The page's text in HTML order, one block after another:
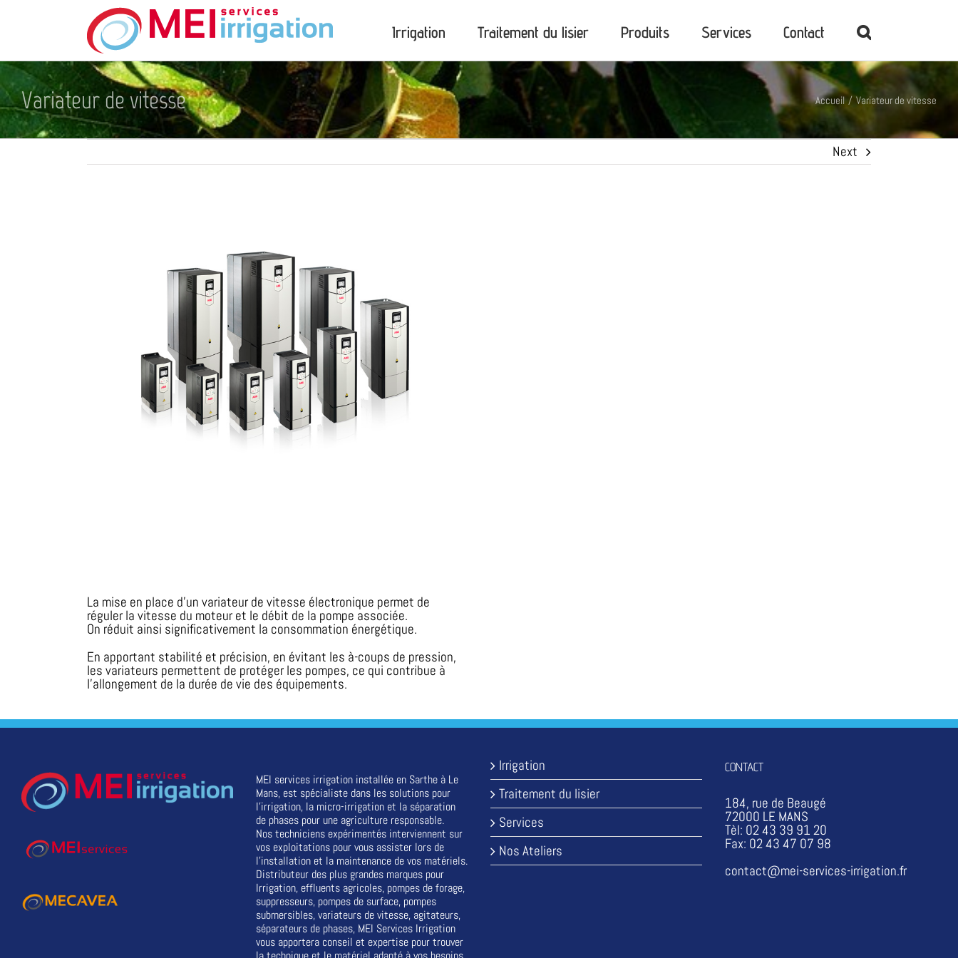
Irrigation Traitement du lisier Produits Services Contact
Variateur de vitesse Accueil Variateur de vitesse
Next
La mise en place d’un variateur de vitesse électronique permet de
réguler la vitesse du moteur et le débit de la pompe associée.
On réduit ainsi significativement la consommation énergétique.
En apportant stabilité et précision, en évitant les à-coups de pression,
les variateurs permettent de protéger les pompes, ce qui contribue à
l’allongement de la durée de vie des équipements.
MEI services irrigation installée en Sarthe à Le
Mans, est spécialiste dans les solutions pour
l'irrigation, la micro-irrigation et la séparation
de phases pour une agriculture responsable.
Nos techniciens expérimentés interviennent sur
vos exploitations pour vous assister lors de
l'installation et la maintenance de vos matériels.
Distributeur des plus grandes marques pour
Irrigation, effluents agricoles, pompes de forage,
suppresseurs, pompes de surface, pompes
submersibles, variateurs de vitesse, agitateurs,
séparateurs de phases, MEI Services Irrigation
vous apportera conseil et expertise pour trouver
Irrigation
Traitement du lisier
Services
Nos Ateliers
CONTACT
184, rue de Beaugé
72000 LE MANS
Tèl: 02 43 39 91 20
Fax: 02 43 47 07 98
contact@mei-services-irrigation.fr